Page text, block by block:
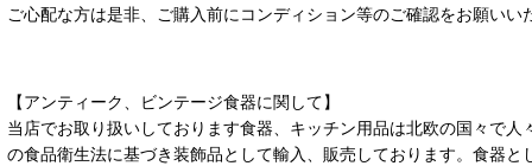
ご心配な方は是非、ご購入前にコンディション等のご確認をお願い
【アンティーク、ビンテージ食器に関して】
当店でお取り扱いしております食器、キッチン用品は北欧の国々で
の食品衛生法に基づき装飾品として輸入、販売しております。食器